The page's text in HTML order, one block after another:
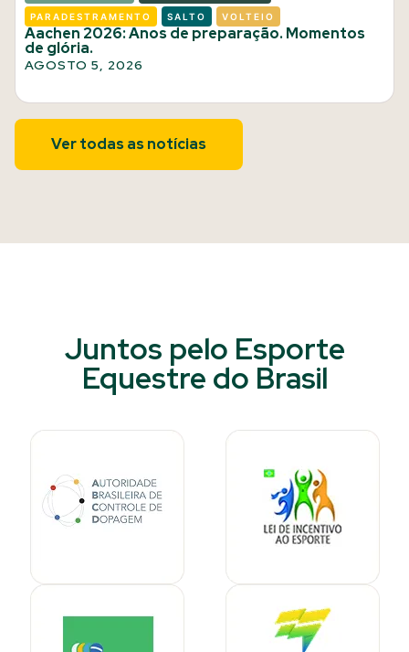
PARADESTRAMENTO SALTO VOLTEIO
Aachen 2026: Anos de preparação. Momentos
de glória.
AGOSTO 5, 2026
Ver todas as notícias
Juntos pelo Esporte
Equestre do Brasil​